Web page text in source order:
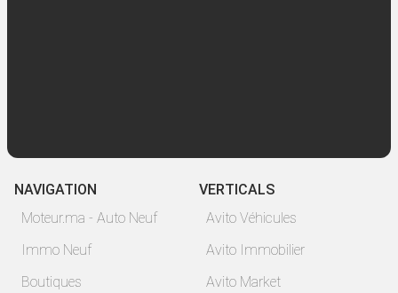
NAVIGATION
Moteur.ma - Auto Neuf
Immo Neuf
Boutiques
VERTICALS
Avito Véhicules
Avito Immobilier
Avito Market